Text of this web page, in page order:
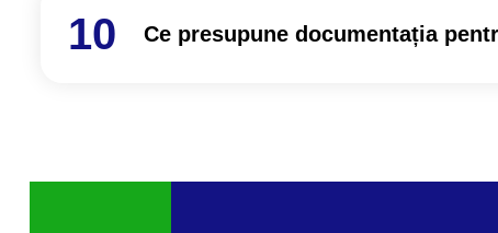
Ce presupune documentația